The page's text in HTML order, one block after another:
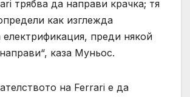
трябва да направи крачка; тя
как изглежда
електрификация, преди някой
каза Муньос.
на Ferrari е да